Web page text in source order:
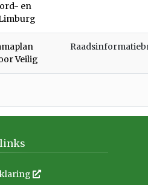
en
Veilig
link wordt in een nieuw venster
Deze link wordt in een nieuw